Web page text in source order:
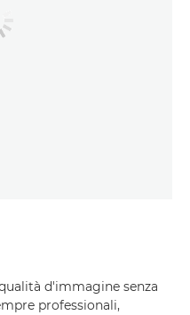
d'immagine senza
professionali,